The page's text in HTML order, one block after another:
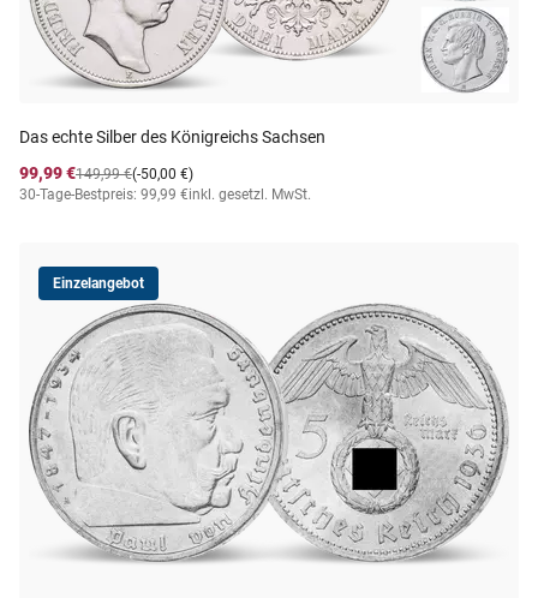
Das echte Silber des Königreichs Sachsen
99,99 €
(-50,00 €)
149,99 €
30-Tage-Bestpreis: 99,99 €inkl. gesetzl. MwSt.
Einzelangebot